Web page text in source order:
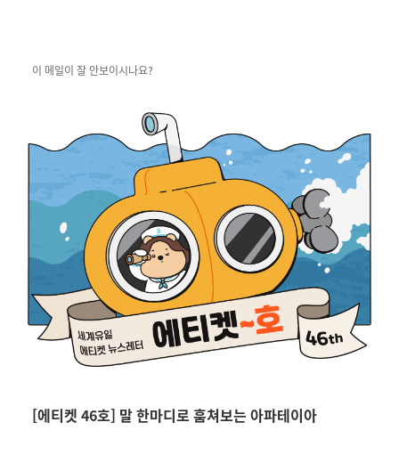
이 메일이 잘 안보이시나요?
[에티켓 46호] 말 한마디로 훔쳐보는 아파테이아